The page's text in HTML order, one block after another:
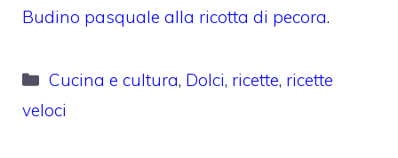
Budino pasquale alla ricotta di pecora.
Categorie
Cucina e cultura, Dolci, ricette, ricette
veloci